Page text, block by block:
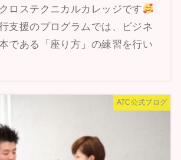
ロステクニカルカレッジです
支援のプログラムでは、ビジネ
である「座り方」の練習を行い
ATC公式ブログ